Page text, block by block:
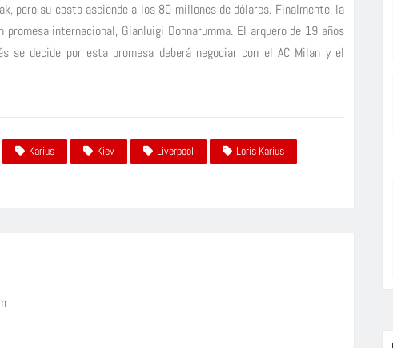
pero su costo asciende a los 80 millones de dólares. Finalmente, la
internacional, Gianluigi Donnarumma. El arquero de 19 años
decide por esta promesa deberá negociar con el AC Milan y el
Karius Kiev Liverpool
Loris Karius